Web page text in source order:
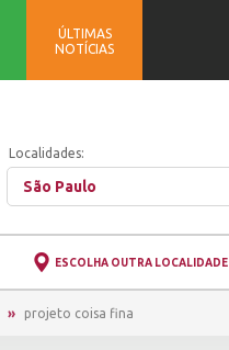
ÚLTIMAS
NOTÍCIAS
Localidades:
São Paulo
ESCOLHA OUTRA LOCALIDADE
projeto coisa fina